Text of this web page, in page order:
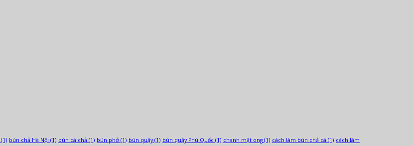
(1) bún chả Hà Nội (1) bún cá chả (1) bún phở (1) bún quậy(1) bún quậy Phú Quốc (1) chanh mật ong (1) cách làm bún chả cá (1) cách làm